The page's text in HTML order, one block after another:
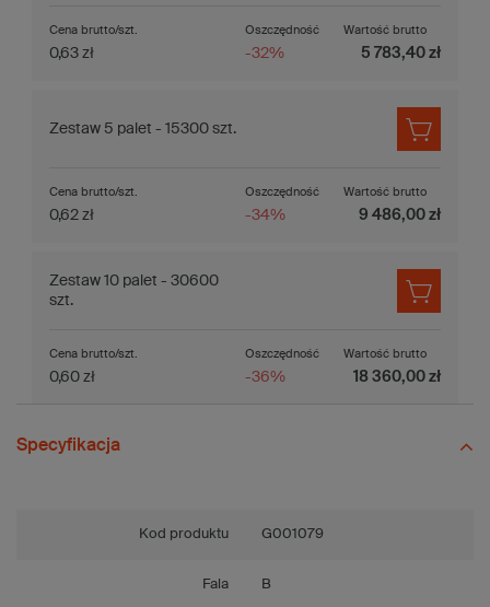
Oszczędność
-32%
Cena brutto/szt.
0,63 zł
Wartość brutto
5 783,40 zł
Zestaw 5 palet - 15300 szt.
Oszczędność
-34%
Cena brutto/szt.
0,62 zł
Wartość brutto
9 486,00 zł
Zestaw 10 palet - 30600
szt.
Oszczędność
-36%
Cena brutto/szt.
0,60 zł
Wartość brutto
18 360,00 zł
Specyfikacja
Kod produktu G001079
Fala B